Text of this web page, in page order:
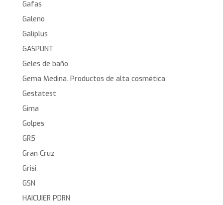
Gafas
Galeno
Galiplus
GASPUNT
Geles de baño
Gema Medina. Productos de alta cosmética
Gestatest
Gima
Golpes
GR5
Gran Cruz
Grisi
GSN
HAICUIER PDRN